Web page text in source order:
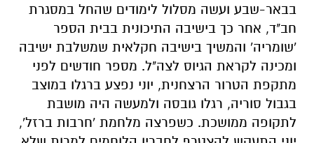
בבאר-שבע ועשה מסלול לימודים שהחל במסגרת
חב"ד, אחר כך בישיבה התיכונית בבית הספר
'שומריה' והמשיך בישיבה חקלאית שמשלבת ישיבה
ומכינה לקראת הגיוס לצה"ל. מספר חודשים לפני
מתקפת הטרור הרצחנית, יוני נפצע ברגלו במוצב
בגבול סוריה, רגלו גובסה ולמעשה היה מושבת
לתקופה ממושכת. כשפרצה מלחמת 'חרבות ברזל',